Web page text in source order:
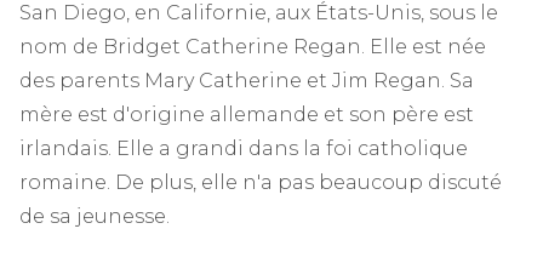
San Diego, en Californie, aux États-Unis, sous le
nom de Bridget Catherine Regan. Elle est née
des parents Mary Catherine et Jim Regan. Sa
mère est d'origine allemande et son père est
irlandais. Elle a grandi dans la foi catholique
romaine. De plus, elle n'a pas beaucoup discuté
de sa jeunesse.